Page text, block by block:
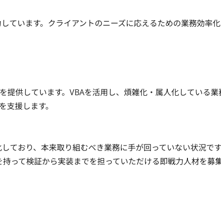
ています。クライアントのニーズに応えるための業務効率
供しています。VBAを活用し、煩雑化・属人化している業
援します。
ており、本来取り組むべき業務に手が回っていない状況で
って検証から実装までを担っていただける即戦力人材を募